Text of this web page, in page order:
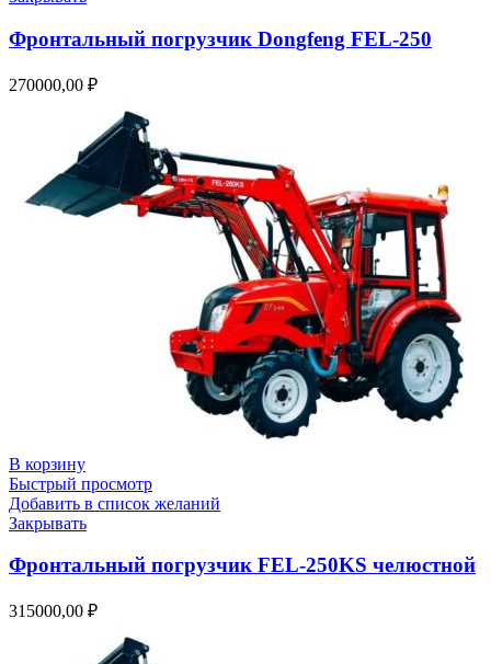
Фронтальный погрузчик Dongfeng FEL-250
270000,00 ₽
В корзину
Быстрый просмотр
Добавить в список желаний
Закрывать
Фронтальный погрузчик FEL-250KS челюстной
315000,00 ₽